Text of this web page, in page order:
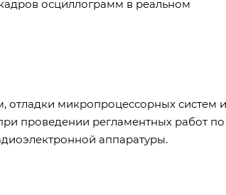
осциллограмм в реальном
отладки микропроцессорных систем и
проведении регламентных работ по
аппаратуры.